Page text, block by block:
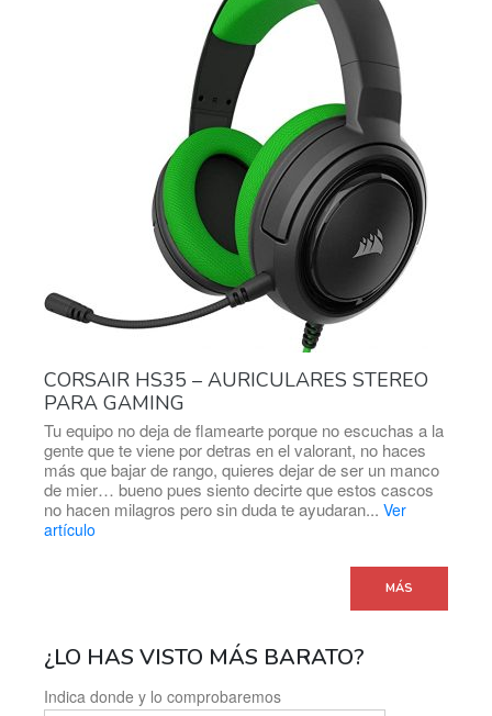
CORSAIR HS35 – AURICULARES STEREO
PARA GAMING
Tu equipo no deja de flamearte porque no escuchas a la
gente que te viene por detras en el valorant, no haces
más que bajar de rango, quieres dejar de ser un manco
de mier… bueno pues siento decirte que estos cascos
no hacen milagros pero sin duda te ayudaran... Ver
artículo
MÁS
¿LO HAS VISTO MÁS BARATO?
Indica donde y lo comprobaremos